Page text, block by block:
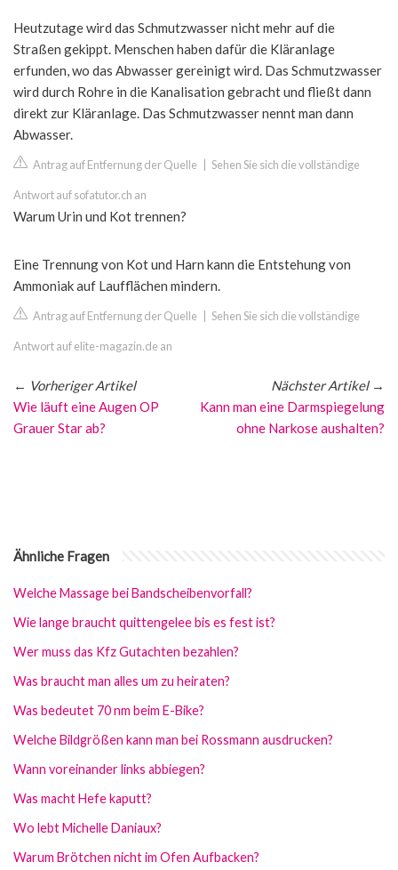
Heutzutage wird das Schmutzwasser nicht mehr auf die
Straßen gekippt. Menschen haben dafür die Kläranlage
erfunden, wo das Abwasser gereinigt wird. Das Schmutzwasser
wird durch Rohre in die Kanalisation gebracht und fließt dann
direkt zur Kläranlage. Das Schmutzwasser nennt man dann
Abwasser.
Antrag auf Entfernung der Quelle Sehen Sie sich die vollständige
Antwort auf sofatutor.ch an
Warum Urin und Kot trennen?
Eine Trennung von Kot und Harn kann die Entstehung von
Ammoniak auf Laufflächen mindern.
Antrag auf Entfernung der Quelle Sehen Sie sich die vollständige
Antwort auf elite-magazin.de an
← Vorheriger Artikel
Wie läuft eine Augen OP
Grauer Star ab?
Nächster Artikel→
Kann man eine Darmspiegelung
ohne Narkose aushalten?
Ähnliche Fragen
Welche Massage bei Bandscheibenvorfall?
Wie lange braucht quittengelee bis es fest ist?
Wer muss das Kfz Gutachten bezahlen?
Was braucht man alles um zu heiraten?
Was bedeutet 70 nm beim E-Bike?
Welche Bildgrößen kann man bei Rossmann ausdrucken?
Wann voreinander links abbiegen?
Was macht Hefe kaputt?
Wo lebt Michelle Daniaux?
Warum Brötchen nicht im Ofen Aufbacken?